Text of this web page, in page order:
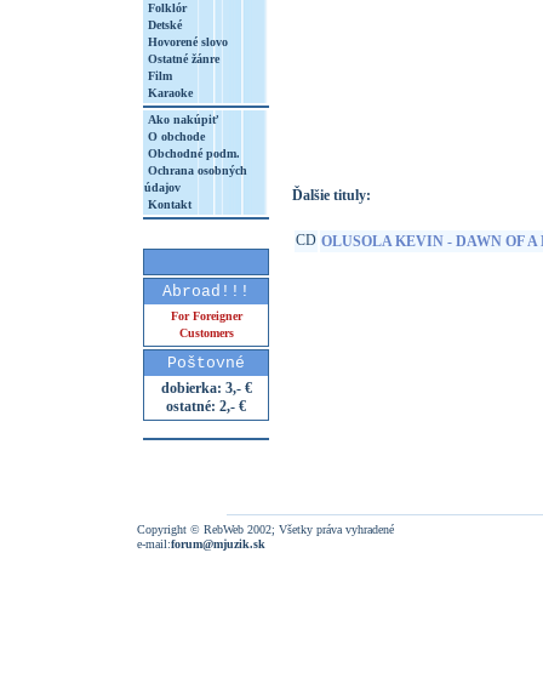
Folklór
Detské
Hovorené slovo
Ostatné žánre
Film
Karaoke
Ako nakúpiť
O obchode
Obchodné podm.
Ochrana osobných
údajov
Kontakt
Abroad!!!
For Foreigner
Customers
Poštovné
dobierka: 3,- €
ostatné: 2,- €
Ďalšie tituly:
CD OLUSOLA KEVIN - DAWN OF A
Copyright © RebWeb 2002; Všetky práva vyhradené
e-mail:forum@mjuzik.sk